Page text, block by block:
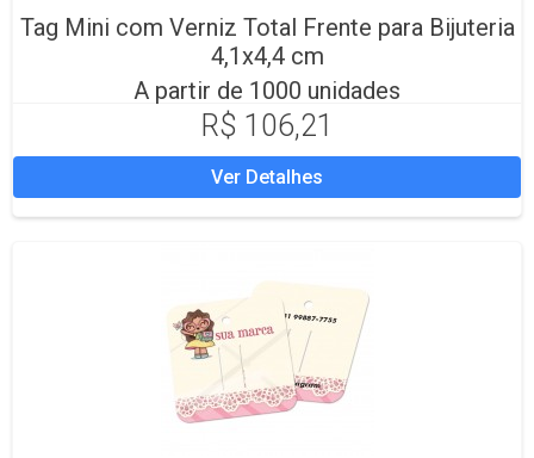
Tag Mini com Verniz Total Frente para Bijuteria
4,1x4,4 cm
A partir de 1000 unidades
R$ 106,21
Ver Detalhes